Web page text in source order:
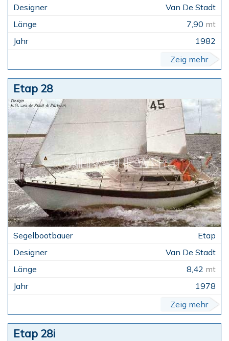
Van De Stadt
7,90 mt
1982
Zeig mehr
Etap 28
Etap
Van De Stadt
8,42 mt
1978
Zeig mehr
Etap 28i